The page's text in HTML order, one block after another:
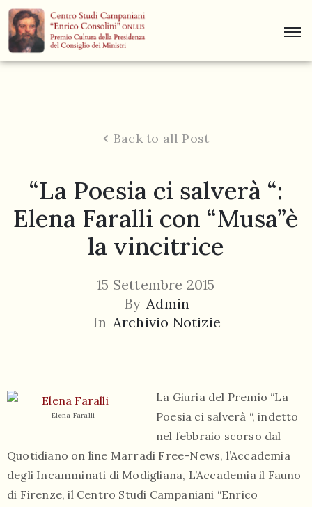
Centro
Museo
Curiosità
5943
centrocampana@tiscali.it
Back to all Post
“La Poesia ci salverà “:
Elena Faralli con “Musa”è
la vincitrice
15 Settembre 2015
By Admin
In Archivio Notizie
Elena Faralli
La Giuria del Premio “La
Poesia ci salverà “, indetto
nel febbraio scorso dal
Quotidiano on line Marradi Free-News, l’Accademia
degli Incamminati di Modigliana, L’Accademia il Fauno
di Firenze, il Centro Studi Campaniani “Enrico